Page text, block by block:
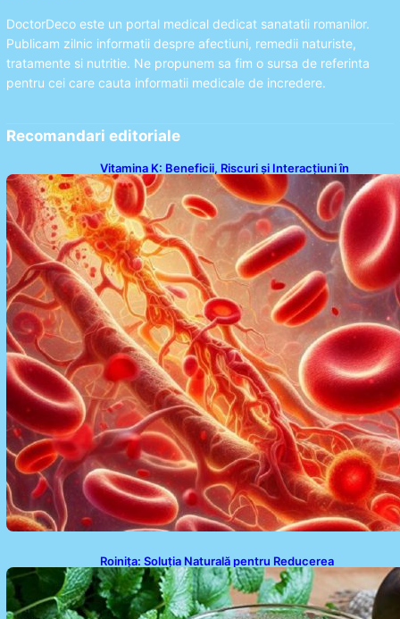
DoctorDeco este un portal medical dedicat sanatatii romanilor.
Publicam zilnic informatii despre afectiuni, remedii naturiste,
tratamente si nutritie. Ne propunem sa fim o sursa de referinta
pentru cei care cauta informatii medicale de incredere.
Recomandari editoriale
Vitamina K: Beneficii, Riscuri și Interacțiuni în
Coagularea Sângelui
Roinița: Soluția Naturală pentru Reducerea
Cortizolului și Îmbunătățirea Somnului